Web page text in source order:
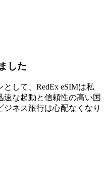
した
して、RedEx eSIMは私
な起動と信頼性の高い国
ネス旅行は心配なくなり